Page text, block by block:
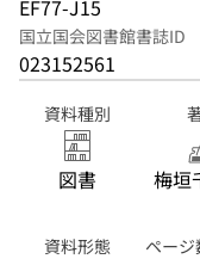
EF77-J15
国立国会図書館書誌ID
023152561
資料種別
図書 梅垣
資料形態
ページ